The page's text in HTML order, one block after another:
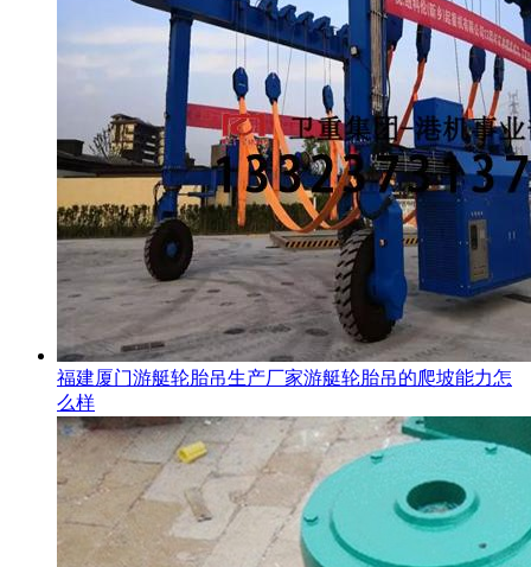
福建厦门游艇轮胎吊生产厂家游艇轮胎吊的爬坡能力怎
么样